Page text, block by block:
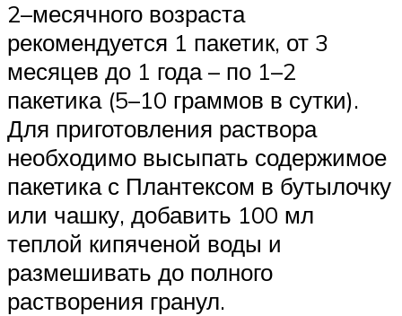
2–месячного возраста
рекомендуется 1 пакетик, от 3
месяцев до 1 года – по 1–2
пакетика (5–10 граммов в сутки).
Для приготовления раствора
необходимо высыпать содержимое
пакетика с Плантексом в бутылочку
или чашку, добавить 100 мл
теплой кипяченой воды и
размешивать до полного
растворения гранул.